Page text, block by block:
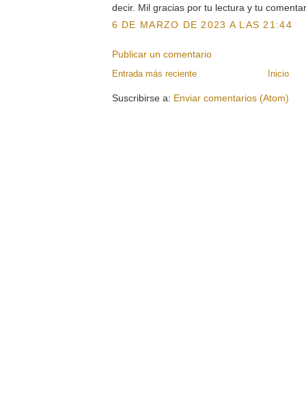
decir. Mil gracias por tu lectura y tu
6 DE MARZO DE 2023 A LAS 21:44
Publicar un comentario
Entrada más reciente Inicio
Suscribirse a: Enviar comentarios (Atom)